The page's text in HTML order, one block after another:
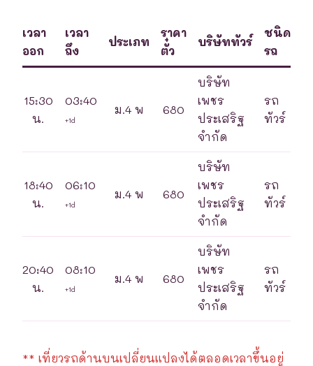
เวลา
ออก
เวลา
ถึง
ประเภท
ราคา
ตั๋ว
บริษัททัวร์
ชนิด
รถ
15:30
น.
03:40
+1d
ม.4 พ 680
บริษัท
เพชร
ประเสริฐ
จำกัด
รถ
ทัวร์
18:40
น.
06:10
+1d
ม.4 พ 680
บริษัท
เพชร
ประเสริฐ
จำกัด
รถ
ทัวร์
20:40
น.
08:10
+1d
ม.4 พ 680
บริษัท
เพชร
ประเสริฐ
จำกัด
รถ
ทัวร์
** เที่ยวรถด้านบนเปลี่ยนแปลงได้ตลอดเวลาขึ้นอยู่